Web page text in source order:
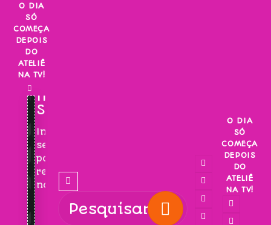
Skip
content
O DIA
SÓ
COMEÇA
DEPOIS
DO
ATELIÊ
NA TV!
INSCREVA-
SE!
Inscreva-
se
para
receber
novidades!
O DIA
SÓ
COMEÇA
DEPOIS
DO
ATELIÊ
NA TV!